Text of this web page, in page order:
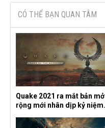
CÓ THỂ BẠN QUAN TÂM
Quake 2021 ra mắt bản mở
rộng mới nhân dịp kỷ niệm
the Machine